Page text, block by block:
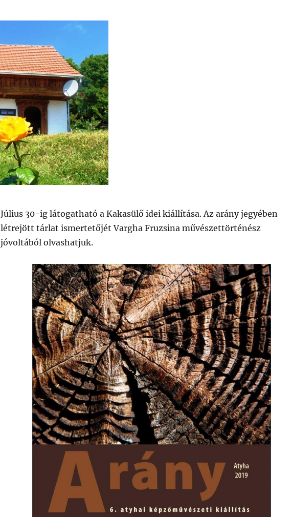
Július 30-ig látogatható a Kakasülő idei kiállítása. Az arány jegyében
létrejött tárlat ismertetőjét Vargha Fruzsina művészettörténész
jóvoltából olvashatjuk.